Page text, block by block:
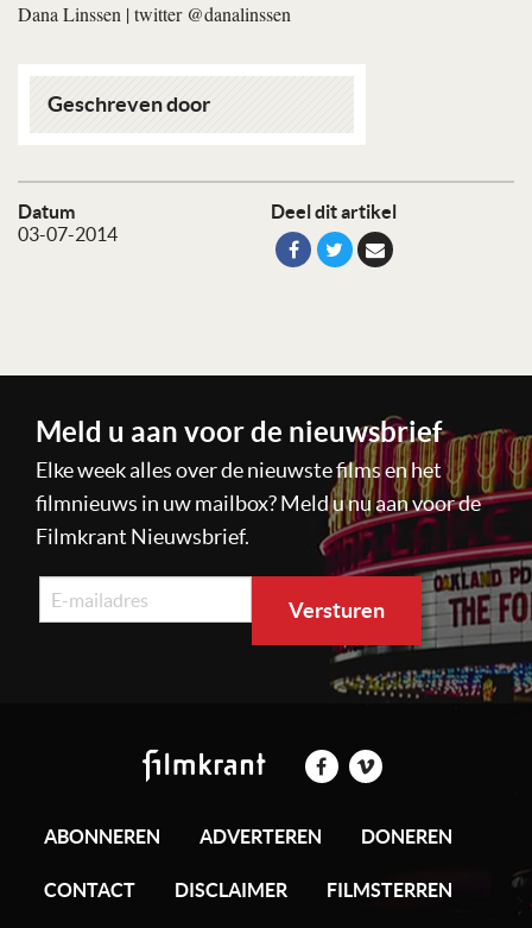
Datum
03-07-2014
Deel dit artikel
Dana Linssen | twitter @danalinssen
Geschreven door
Meld u aan voor de nieuwsbrief
Elke week alles over de nieuwste films en het
filmnieuws in uw mailbox? Meld u nu aan voor de
Filmkrant Nieuwsbrief.
ABONNEREN ADVERTEREN DONEREN
CONTACT DISCLAIMER FILMSTERREN